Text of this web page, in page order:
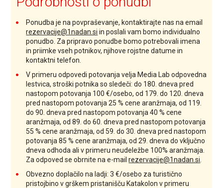
Ponudba je na povpraševanje, kontaktirajte nas na email
rezervacije@1nadan.si in poslali vam bomo individualno
ponudbo. Za pripravo ponudbe bomo potrebovali imena
in priimke vseh potnikov, njihove rojstne datume in
kontaktni telefon.
V primeru odpovedi potovanja velja Media Lab odpovedna
lestvica, stroški potnika so sledeči: do 180. dneva pred
nastopom potovanja 100 €/osebo, od 179. do 120. dneva
pred nastopom potovanja 25 % cene aranžmaja, od 119.
do 90. dneva pred nastopom potovanja 40 % cene
aranžmaja, od 89. do 60. dneva pred nastopom potovanja
55 % cene aranžmaja, od 59. do 30. dneva pred nastopom
potovanja 85 % cene aranžmaja, od 29. dneva do vključno
dneva odhoda ali v primeru neudeležbe 100% aranžmaja.
Za odpoved se obrnite na e-mailrezervacije@1nadan.si
Obvezno doplačilo na ladji: 3 €/osebo za turistično
pristojbino v grškem pristanišču Katakolon v primeru